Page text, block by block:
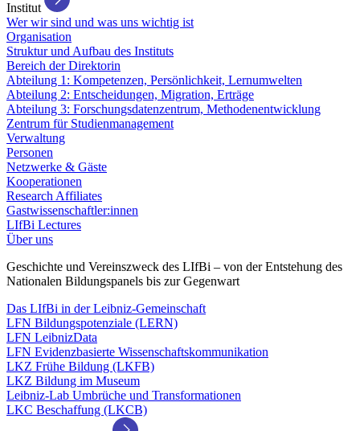
Institut
Wer wir sind und was uns wichtig ist
Organisation
Struktur und Aufbau des Instituts
Bereich der Direktorin
Abteilung 1: Kompetenzen, Persönlichkeit, Lernumwelten
Abteilung 2: Entscheidungen, Migration, Erträge
Abteilung 3: Forschungsdatenzentrum, Methodenentwicklung
Zentrum für Studienmanagement
Verwaltung
Personen
Netzwerke & Gäste
Kooperationen
Research Affiliates
Gastwissenschaftler:innen
LIfBi Lectures
Über uns
Geschichte und Vereinszweck des LIfBi – von der Entstehung des
Nationalen Bildungspanels bis zur Gegenwart
Das LIfBi in der Leibniz-Gemeinschaft
LFN Bildungspotenziale (LERN)
LFN LeibnizData
LFN Evidenzbasierte Wissenschaftskommunikation
LKZ Frühe Bildung (LKFB)
LKZ Bildung im Museum
Leibniz-Lab Umbrüche und Transformationen
LKC Beschaffung (LKCB)